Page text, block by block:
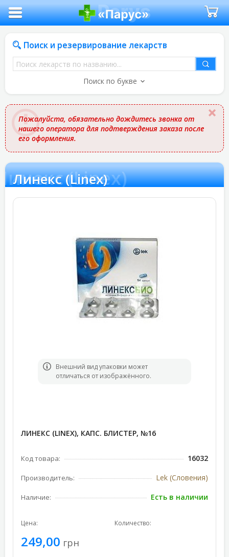
Поиск и резервирование лекарств
Поиск
лекарств
названию
Поиск по букве
Пожалуйста, обязательно дождитесь звонка от
нашего оператора для подтверждения заказа после
его оформления.
(Linex)
Линекс (Linex)
Bнешний вид упаковки может
отличаться от изображённого.
ЛИНЕКС (LINEX), КАПС. БЛИСТЕР, №16
Код товара: 16032
Производитель: Lek (Словения)
Наличие: Есть в наличии
Цена:
249,00 грн
Количество: